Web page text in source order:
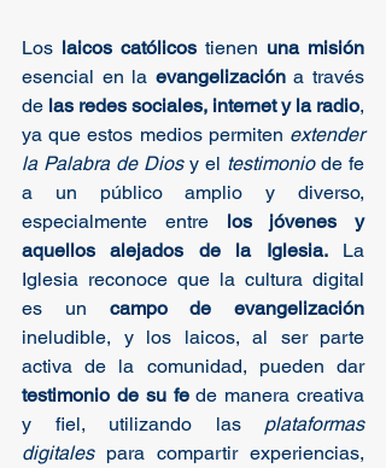
Los laicos católicos tienen una misión
esencial en la evangelización a través
de las redes sociales, internet y la radio,
ya que estos medios permiten extender
la Palabra de Dios y el testimonio de fe
a un público amplio y diverso,
especialmente entre los jóvenes y
aquellos alejados de la Iglesia. La
Iglesia reconoce que la cultura digital
es un campo de evangelización
ineludible, y los laicos, al ser parte
activa de la comunidad, pueden dar
testimonio de su fe de manera creativa
y fiel, utilizando las plataformas
digitales para compartir experiencias,